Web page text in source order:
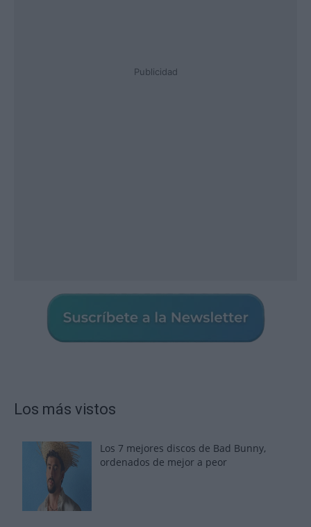
Publicidad
Los más vistos
Los 7 mejores discos de Bad Bunny,
ordenados de mejor a peor